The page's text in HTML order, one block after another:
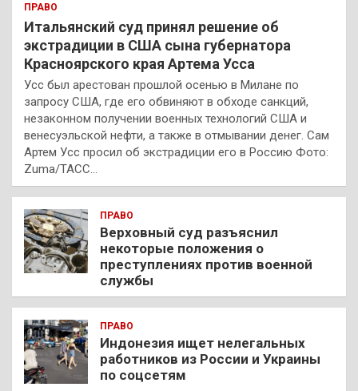
ПРАВО
Итальянский суд принял решение об
экстрадиции в США сына губернатора
Красноярского края Артема Усса
Усс был арестован прошлой осенью в Милане по
запросу США, где его обвиняют в обходе санкций,
незаконном получении военных технологий США и
венесуэльской нефти, а также в отмывании денег. Сам
Артем Усс просил об экстрадиции его в Россию Фото:
Zuma/ТАСС…
ПРАВО
Верховный суд разъяснил
некоторые положения о
преступлениях против военной
службы
ПРАВО
Индонезия ищет нелегальных
работников из России и Украины
по соцсетям